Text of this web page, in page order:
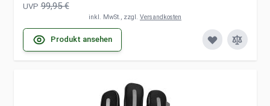
UVP 99,95 €
inkl. MwSt., zzgl. Versandkosten
Produkt ansehen